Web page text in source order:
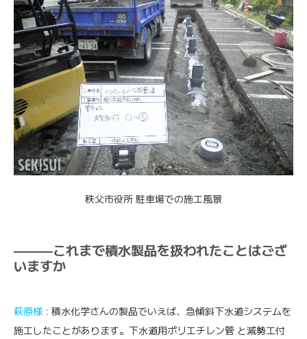
秩父市役所 駐車場での施工風景
———これまで積水製品を扱われたことはござ
いますか
萩原様 : 積水化学さんの製品でいえば、急傾斜下水道システムを
施工したことがあります。下水道用ポリエチレン管 と減勢工付